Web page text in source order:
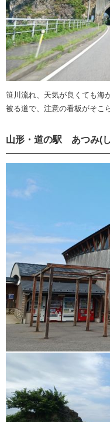
笹川流れ、天気が良くても海
被る道で、注意の看板がそこ
山形・道の駅 あつみ(